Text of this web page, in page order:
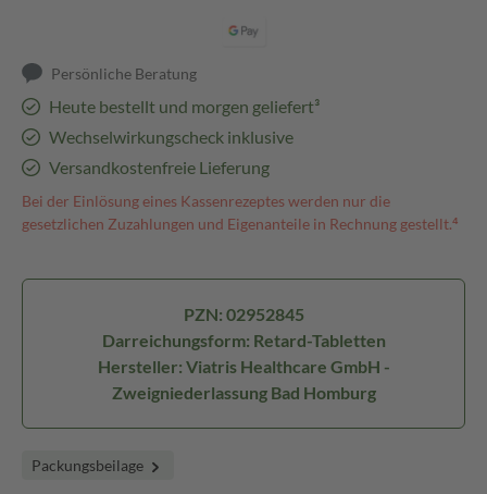
Persönliche Beratung
Heute bestellt und morgen geliefert³
Wechselwirkungscheck inklusive
Versandkostenfreie Lieferung
Bei der Einlösung eines Kassenrezeptes werden nur die
gesetzlichen Zuzahlungen und Eigenanteile in Rechnung gestellt.⁴
PZN: 02952845
Darreichungsform: Retard-Tabletten
Hersteller: Viatris Healthcare GmbH -
Zweigniederlassung Bad Homburg
Packungsbeilage